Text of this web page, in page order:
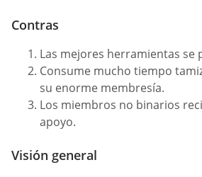
Contras
Las mejores herramientas se
Consume mucho tiempo
su enorme membresía.
Los miembros no binarios
apoyo.
Visión general